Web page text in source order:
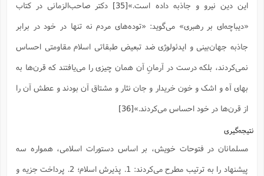
این دین نیرو و جاذبه داده است.»[35]
دکتر صاحب‌الزمانی در کتاب
«دیباچه‌ای بر رهبری» می‌گوید: «توده‌هاى مردم نه تنها در خود در برابر
جاذبه جهان‌بینى و ایدئولوژى ضد تبعیض طبقاتى اسلام مقاومتى احساس
نمى‌کردند، بلکه درست در آرمانِ آن همان چیزى را مى‌یافتند که قرن‌ها به
بهاى آه و اشک و خون خریدار و جان نثار و مشتاق آن بودند و عطش آن را
از قرن‌ها در خود احساس مى‌کردند.»[36]
نتیجه‌گیری
مسلمانان در فتوحات خویش،‌ بر اساس دستورات اسلامی، همواره سه
پیشنهاد را به ترتیب مطرح می‌کردند: 1. پذیرش اسلام؛ 2. پرداخت جزیه و